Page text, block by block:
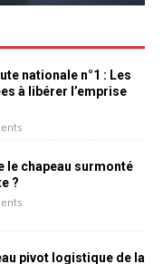
nationale n°1 : Les
à libérer l’emprise
le chapeau surmonté
?
pivot logistique de la